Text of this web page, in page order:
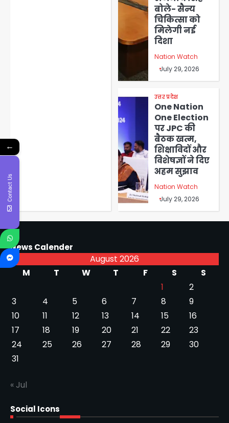
बोले- सैन्य
चिकित्सा को
मिलेगी नई
दिशा
Nation Watch
July 29, 2026
उत्तर प्रदेश
One Nation
One Election
पर JPC की
बैठक खत्म,
शिक्षाविदों और
विशेषज्ञों ने दिए
अहम सुझाव
Nation Watch
July 29, 2026
News Calender
August 2026
M
T W T F S
S
1
2
3
4 5 6 7 8
9
10
11 12 13 14 15
16
17
18 19 20 21 22
23
24
25 26 27 28 29
30
31
« Jul
Social Icons
←
Contact Us